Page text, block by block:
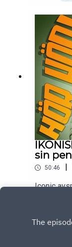
sin
50:46 |
Iconic